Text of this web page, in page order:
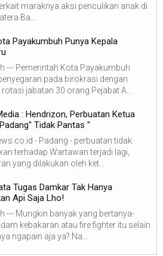
maraknya aksi penculikan anak di
Ba...
Payakumbuh Punya Kepala
--- Pemerintah Kota Payakumbuh
pada birokrasi dengan
jabatan 30 orang Pejabat A...
: Hendrizon, Perbuatan Ketua
Tidak Pantas "
- Padang - perbuatan tidak
terhadap Wartawan terjadi lagi,
yang dilakukan oleh ket...
Tugas Damkar Tak Hanya
Api Saja Lho!
--- Mungkin banyak yang bertanya-
kebakaran atau fire fighter itu selain
ngapain aja ya? Na...